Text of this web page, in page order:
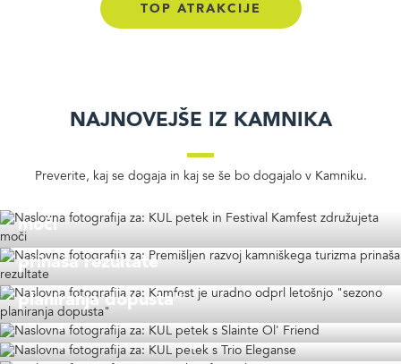
TOP ATRAKCIJE
Najnovejše iz Kamnika
Preverite, kaj se dogaja in kaj se še bo dogajalo v Kamniku.
moči
Premišljen razvoj kamniškega turizma
prinaša rezultate
Kamfest je uradno odprl letošnjo "sezono
planiranja dopusta"
KUL petek s Slainte Ol' Friend
KUL petek s Trio Eleganse
Snovičkov festival